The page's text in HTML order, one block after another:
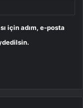
için adım, e-posta